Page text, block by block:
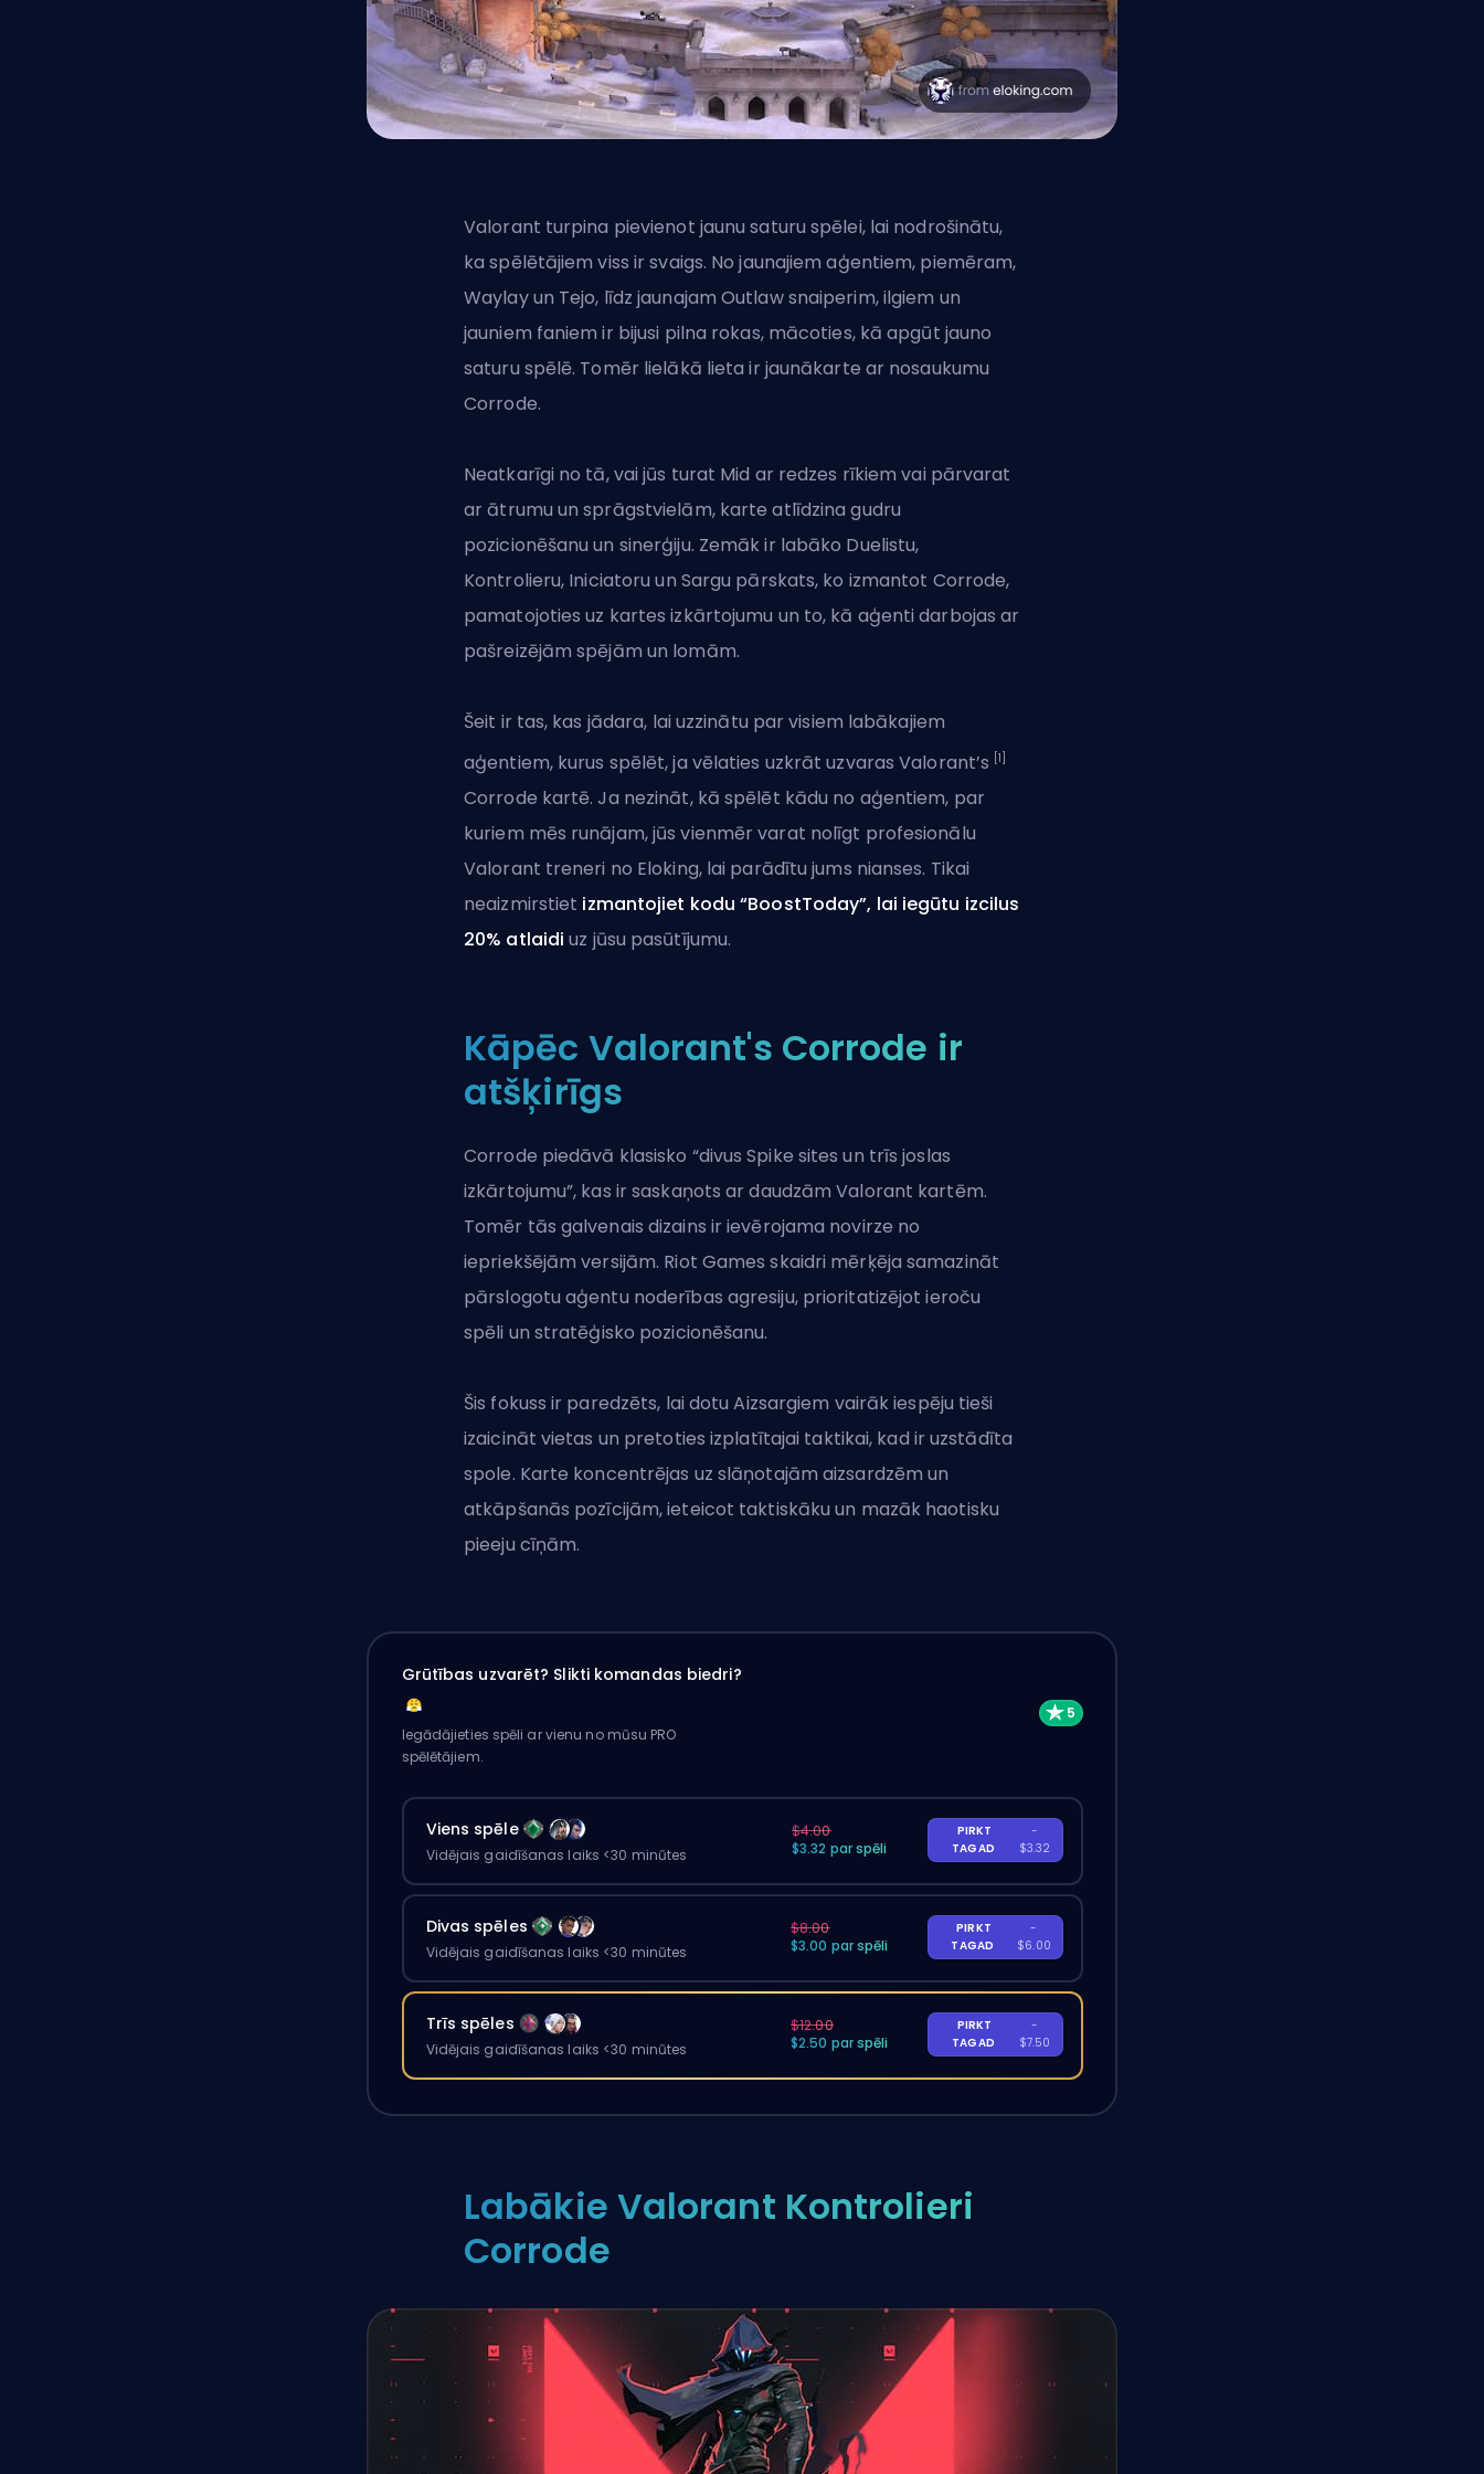
Valorant turpina pievienot jaunu saturu spēlei, lai nodrošinātu,
ka spēlētājiem viss ir svaigs. No jaunajiem aģentiem, piemēram,
Waylayun Tejo, līdzjaunajam Outlaw snaiperim, ilgiem un
jauniem faniem ir bijusi pilna rokas, mācoties, kā apgūt jauno
saturu spēlē. Tomēr lielākā lieta ir jaunākarte ar nosaukumu
Corrode.
Neatkarīgi no tā, vai jūs turat Mid ar redzes rīkiem vai pārvarat
ar ātrumu un sprāgstvielām, karte atlīdzina gudru
pozicionēšanu un sinerģiju. Zemāk ir labāko Duelistu,
Kontrolieru, Iniciatoru un Sargu pārskats, ko izmantot Corrode,
pamatojoties uz kartes izkārtojumu un to, kā aģenti darbojas ar
pašreizējām spējām un lomām.
Šeit ir tas, kas jādara, lai uzzinātu par visiem labākajiem
aģentiem, kurus spēlēt, ja vēlaties uzkrāt uzvaras Valorant’s [1]
Corrode kartē. Ja nezināt, kā spēlēt kādu no aģentiem, par
kuriem mēs runājam, jūs vienmēr varat nolīgt profesionālu
Valorant treneri no Eloking, lai parādītu jums nianses. Tikai
neaizmirstiet izmantojiet kodu “BoostToday”, lai iegūtu izcilus
20% atlaidi uz jūsu pasūtījumu.
Kāpēc Valorant's Corrode ir
atšķirīgs
Corrode piedāvā klasisko “divus Spike sites un trīs joslas
izkārtojumu”, kas ir saskaņots ar daudzām Valorant kartēm.
Tomēr tās galvenais dizains ir ievērojama novirze no
iepriekšējām versijām. Riot Games skaidri mērķēja samazināt
pārslogotu aģentu noderības agresiju, prioritatizējot ieroču
spēli un stratēģisko pozicionēšanu.
Šis fokuss ir paredzēts, lai dotu Aizsargiem vairāk iespēju tieši
izaicināt vietas un pretoties izplatītajai taktikai, kad ir uzstādīta
spole. Karte koncentrējas uz slāņotajām aizsardzēm un
atkāpšanās pozīcijām, ieteicot taktiskāku un mazāk haotisku
pieeju cīņām.
Grūtības uzvarēt? Slikti komandas biedri?
Iegādājieties spēli ar vienu no mūsu PRO
spēlētājiem.
Viens spēle
Vidējais gaidīšanas laiks <30 minūtes
$4.00
$3.32 par spēli
PIRKT
TAGAD
-
$3.32
Divas spēles
Vidējais gaidīšanas laiks <30 minūtes
$8.00
$3.00 par spēli
PIRKT
TAGAD
-
$6.00
Trīs spēles
Vidējais gaidīšanas laiks <30 minūtes
$12.00
$2.50 par spēli
PIRKT
TAGAD
-
$7.50
Labākie Valorant Kontrolieri
Corrode